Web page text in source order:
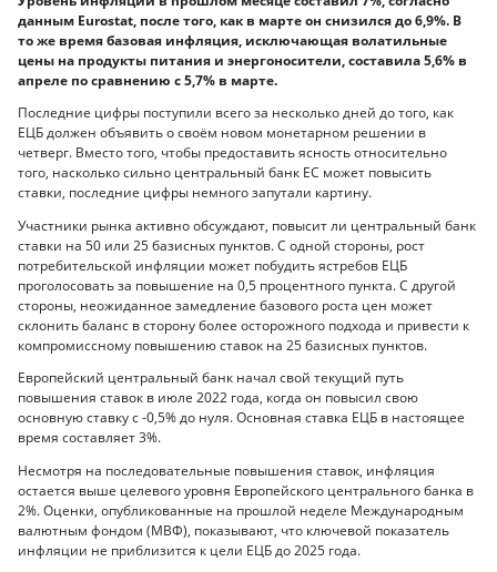
данным Eurostat, после того, как в марте он снизился до 6,9%. В
то же время базовая инфляция, исключающая волатильные
цены на продукты питания и энергоносители, составила 5,6% в
апреле по сравнению с 5,7% в марте.
Последние цифры поступили всего за несколько дней до того, как
ЕЦБ должен объявить о своём новом монетарном решении в
четверг. Вместо того, чтобы предоставить ясность относительно
того, насколько сильно центральный банк ЕС может повысить
ставки, последние цифры немного запутали картину.
Участники рынка активно обсуждают, повысит ли центральный банк
ставки на 50 или 25 базисных пунктов. С одной стороны, рост
потребительской инфляции может побудить ястребов ЕЦБ
проголосовать за повышение на 0,5 процентного пункта. С другой
стороны, неожиданное замедление базового роста цен может
склонить баланс в сторону более осторожного подхода и привести к
компромиссному повышению ставок на 25 базисных пунктов.
Европейский центральный банк начал свой текущий путь
повышения ставок в июле 2022 года, когда он повысил свою
основную ставку с -0,5% до нуля. Основная ставка ЕЦБ в настоящее
время составляет 3%.
Несмотря на последовательные повышения ставок, инфляция
остается выше целевого уровня Европейского центрального банка в
2%. Оценки, опубликованные на прошлой неделе Международным
валютным фондом (МВФ), показывают, что ключевой показатель
инфляции не приблизится к цели ЕЦБ до 2025 года.